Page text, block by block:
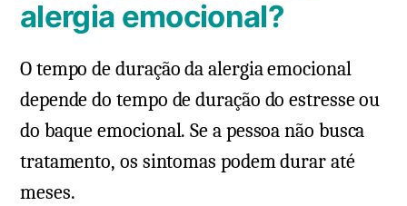
alergia emocional?
O tempo de duração da alergia emocional
depende do tempo de duração do estresse ou
do baque emocional. Se a pessoa não busca
tratamento, os sintomas podem durar até
meses.